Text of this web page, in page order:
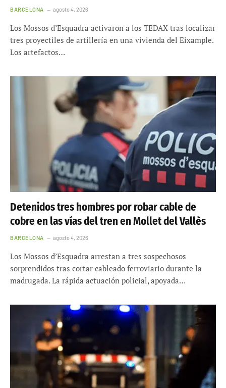
BARCELONA agosto 4, 2026
Los Mossos d’Esquadra activaron a los TEDAX tras localizar
tres proyectiles de artillería en una vivienda del Eixample.
Los artefactos…
Detenidos tres hombres por robar cable de
cobre en las vías del tren en Mollet del Vallès
BARCELONA agosto 4, 2026
Los Mossos d’Esquadra arrestan a tres sospechosos
sorprendidos tras cortar cableado ferroviario durante la
madrugada. La rápida actuación policial, apoyada…